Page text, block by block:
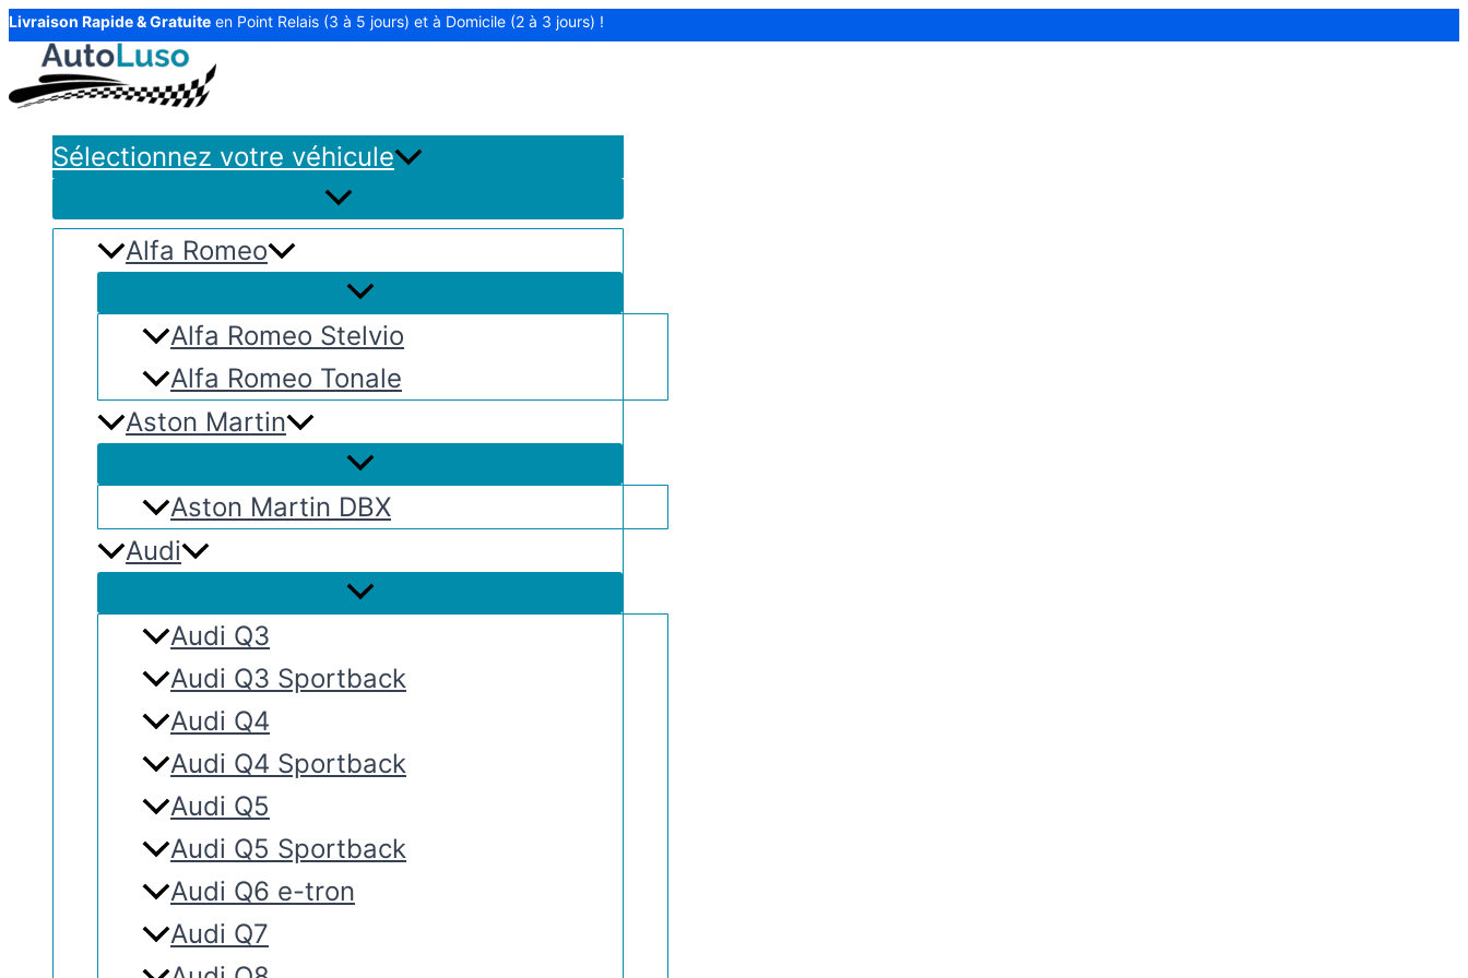
Aller
contenu
Livraison Rapide & Gratuite en Point Relais (3 à 5 jours) et à Domicile (2 à 3 jours) !
Sélectionnez votre véhicule
Alfa Romeo
Alfa Romeo Stelvio
Alfa Romeo Tonale
Aston Martin
Aston Martin DBX
Audi
Audi Q3
Audi Q3 Sportback
Audi Q4
Audi Q4 Sportback
Audi Q5
Audi Q5 Sportback
Audi Q6 e-tron
Audi Q7